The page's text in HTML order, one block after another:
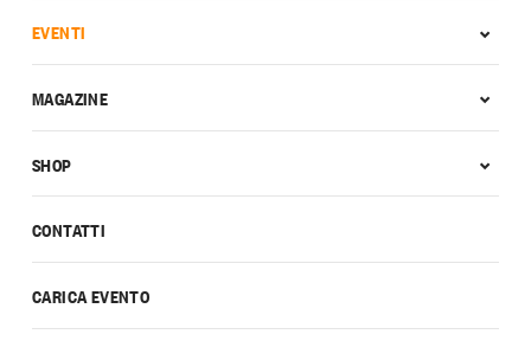
CONTATTI
CARICA EVENTO
EVENTI
MAGAZINE
SHOP